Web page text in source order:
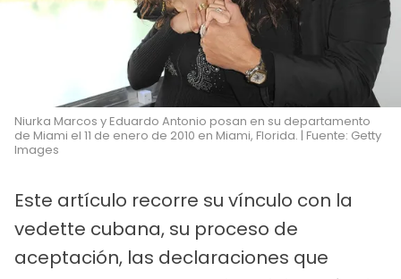
Niurka Marcos y Eduardo Antonio posan en su departamento
de Miami el 11 de enero de 2010 en Miami, Florida. | Fuente: Getty
Images
Este artículo recorre su vínculo con la
vedette cubana, su proceso de
aceptación, las declaraciones que